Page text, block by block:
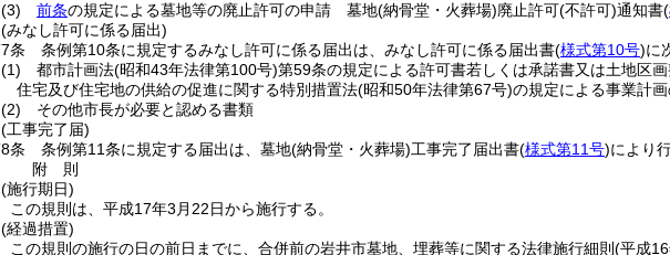
(3)
前条の規定による墓地等の廃止許可の申請 墓地(納骨堂・火葬場)廃止許可(不許可)通知書(
(みなし許可に係る届出)
条
条例第10条に規定するみなし許可に係る届出は、みなし許可に係る届出書(様式第10号)に
(1)
都市計画法(昭和43年法律第100号)第59条の規定による許可書若しくは承諾書又は土地区
住宅及び住宅地の供給の促進に関する特別措置法(昭和50年法律第67号)の規定による事業計
(2)
その他市長が必要と認める書類
(工事完了届)
条
条例第11条に規定する届出は、墓地(納骨堂・火葬場)工事完了届出書(様式第11号)により
附 則
(施行期日)
この規則は、平成17年3月22日から施行する。
(経過措置)
この規則の施行の日の前日までに、合併前の岩井市墓地、埋葬等に関する法律施行細則 (平成